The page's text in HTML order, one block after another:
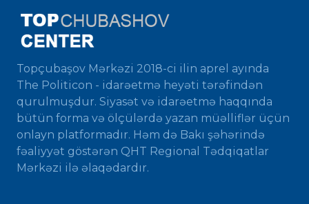
Topçubaşov Mərkəzi 2018-ci ilin aprel ayında
The Politicon - idarəetmə heyəti tərəfindən
qurulmuşdur. Siyasət və idarəetmə haqqında
bütün forma və ölçülərdə yazan müəlliflər üçün
onlayn platformadır. Həm də Bakı şəhərində
fəaliyyət göstərən QHT Regional Tədqiqatlar
Mərkəzi ilə əlaqədardır.